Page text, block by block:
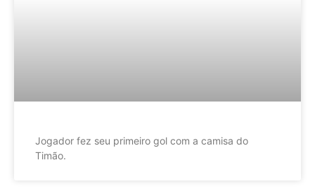
Jogador fez seu primeiro gol com a camisa do
Timão.